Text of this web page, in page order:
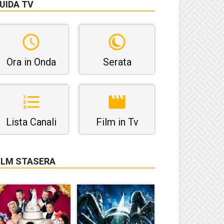
TV
Ora in Onda Serata
Lista Canali Film in Tv
STASERA